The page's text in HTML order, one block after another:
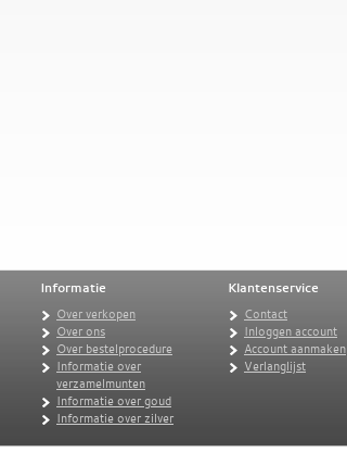
Informatie
Over verkopen
Over ons
Over bestelprocedure
Informatie over
verzamelmunten
Informatie over goud
Informatie over zilver
Klantenservice
Contact
Inloggen account
Account aanmaken
Verlanglijst